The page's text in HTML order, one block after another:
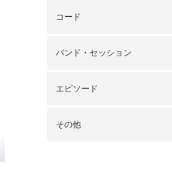
コード
バンド・セッション
エピソード
その他